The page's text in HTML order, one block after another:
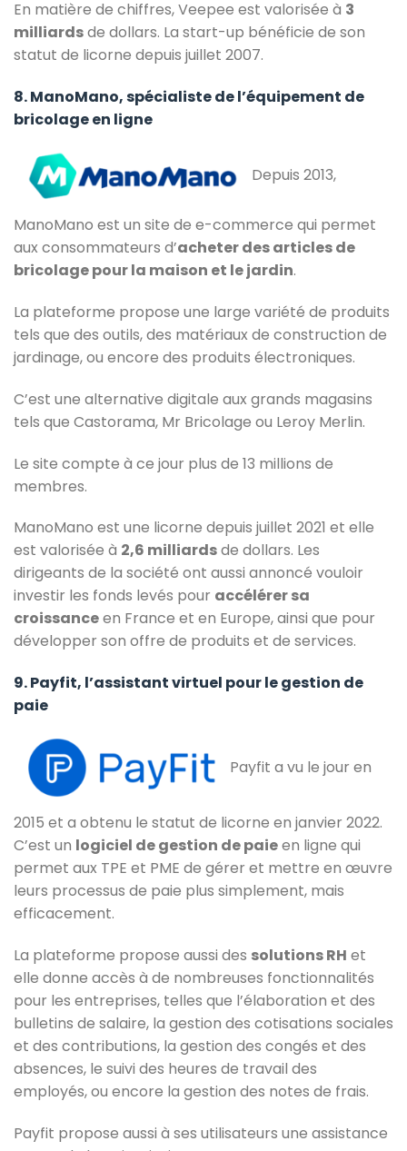
En matière de chiffres, Veepee est valorisée à 3
milliardsde dollars. La start-up bénéficie de son
statut de licorne depuis juillet 2007.
8. ManoMano, spécialiste de l’équipement de
bricolage en ligne
Depuis 2013,
ManoMano est un site de e-commerce qui permet
aux consommateurs d’acheter des articles de
bricolage pour la maison et le jardin.
La plateforme propose une large variété de produits
tels que des outils, des matériaux de construction de
jardinage, ou encore des produits électroniques.
C’est une alternative digitale aux grands magasins
tels que Castorama, Mr Bricolage ou Leroy Merlin.
Le site compte à ce jour plus de 13 millions de
membres.
ManoMano est une licorne depuis juillet 2021 et elle
est valorisée à 2,6 milliardsde dollars. Les
dirigeants de la société ont aussi annoncé vouloir
investir les fonds levés pour accélérer sa
croissanceen France et en Europe, ainsi que pour
développer son offre de produits et de services.
9. Payfit, l’assistant virtuel pour le gestion de
paie
Payfit a vu le jour en
2015 et a obtenu le statut de licorne en janvier 2022.
C’est un logiciel de gestion de paieen ligne qui
permet aux TPE et PME de gérer et mettre en œuvre
leurs processus de paie plus simplement, mais
efficacement.
La plateforme propose aussi des solutions RH et
elle donne accès à de nombreuses fonctionnalités
pour les entreprises, telles que l’élaboration et des
bulletins de salaire, la gestion des cotisations sociales
et des contributions, la gestion des congés et des
absences, le suivi des heures de travail des
employés, ou encore la gestion des notes de frais.
Payfit propose aussi à ses utilisateurs une assistance